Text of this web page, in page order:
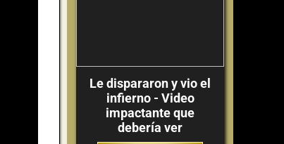
Le dispararon y vio el
infierno - Video
impactante que
debería ver